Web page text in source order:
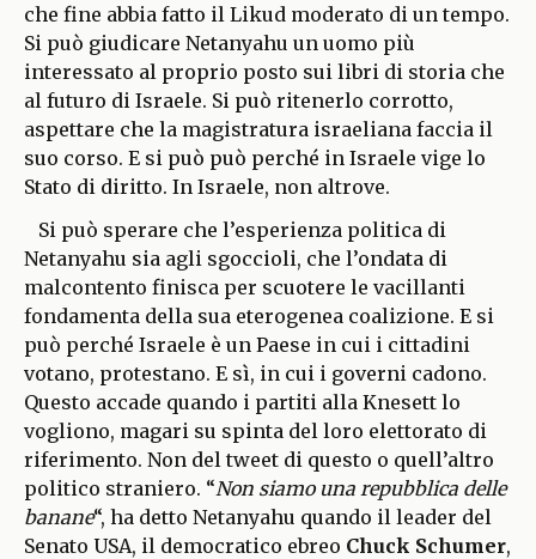
che fine abbia fatto il Likud moderato di un tempo.
Si può giudicare Netanyahu un uomo più
interessato al proprio posto sui libri di storia che
al futuro di Israele. Si può ritenerlo corrotto,
aspettare che la magistratura israeliana faccia il
suo corso. E si può può perché in Israele vige lo
Stato di diritto. In Israele, non altrove.
Si può sperare che l’esperienza politica di
Netanyahu sia agli sgoccioli, che l’ondata di
malcontento finisca per scuotere le vacillanti
fondamenta della sua eterogenea coalizione. E si
può perché Israele è un Paese in cui i cittadini
votano, protestano. E sì, in cui i governi cadono.
Questo accade quando i partiti alla Knesett lo
vogliono, magari su spinta del loro elettorato di
riferimento. Non del tweet di questo o quell’altro
politico straniero. “Non siamo una repubblica delle
banane“, ha detto Netanyahu quando il leader del
Senato USA, il democratico ebreo Chuck Schumer,